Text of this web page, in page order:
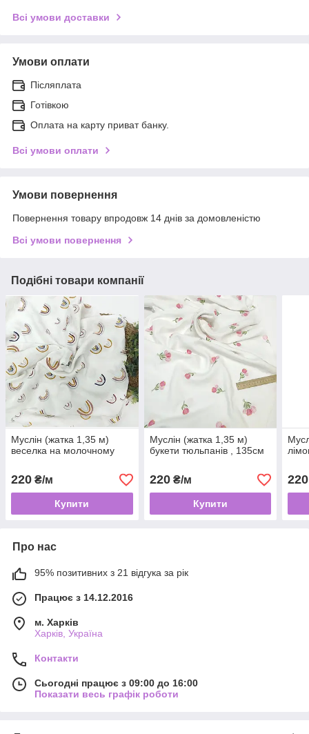
Всі умови доставки
Умови оплати
Післяплата
Готівкою
Оплата на карту приват банку.
Всі умови оплати
Умови повернення
Повернення товару впродовж 14 днів за домовленістю
Всі умови повернення
Подібні товари компанії
Муслін (жатка 1,35 м)
веселка на молочному
220 ₴/м
Купити
Муслін (жатка 1,35 м)
букети тюльпанів , 135см
220₴/м
Купити
220
Про нас
95% позитивних з 21 відгука за рік
Працює з 14.12.2016
м. Харків
Харків, Україна
Контакти
Сьогодні працює з 09:00 до 16:00
Показати весь графік роботи